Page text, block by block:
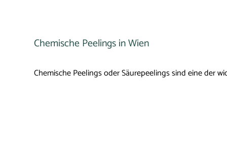
Chemische Peelings in Wien
Chemische Peelings oder Säurepeelings sind eine der